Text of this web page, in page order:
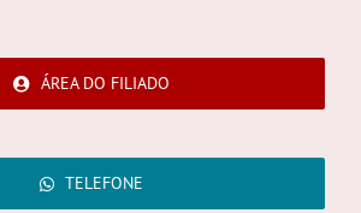
ÁREA DO FILIADO
TELEFONE